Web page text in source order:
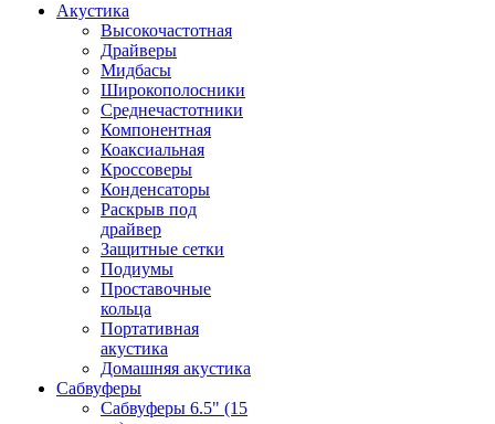
Акустика
Высокочастотная
Драйверы
Мидбасы
Широкополосники
Среднечастотники
Компонентная
Коаксиальная
Кроссоверы
Конденсаторы
Раскрыв под
драйвер
Защитные сетки
Подиумы
Проставочные
кольца
Портативная
акустика
Домашняя акустика
Сабвуферы
Сабвуферы 6.5" (15